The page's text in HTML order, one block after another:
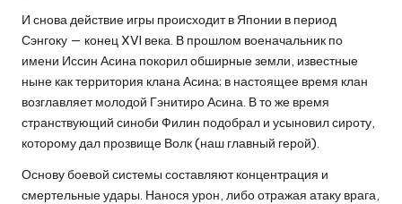
И снова действие игры происходит в Японии в период
Сэнгоку — конец XVI века. В прошлом военачальник по
имени Иссин Асина покорил обширные земли, известные
ныне как территория клана Асина; в настоящее время клан
возглавляет молодой Гэнитиро Асина. В то же время
странствующий синоби Филин подобрал и усыновил сироту,
которому дал прозвище Волк (наш главный герой).
Основу боевой системы составляют концентрация и
смертельные удары. Нанося урон, либо отражая атаку врага,